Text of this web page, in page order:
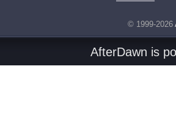
© 1999-2026
AfterDawn is